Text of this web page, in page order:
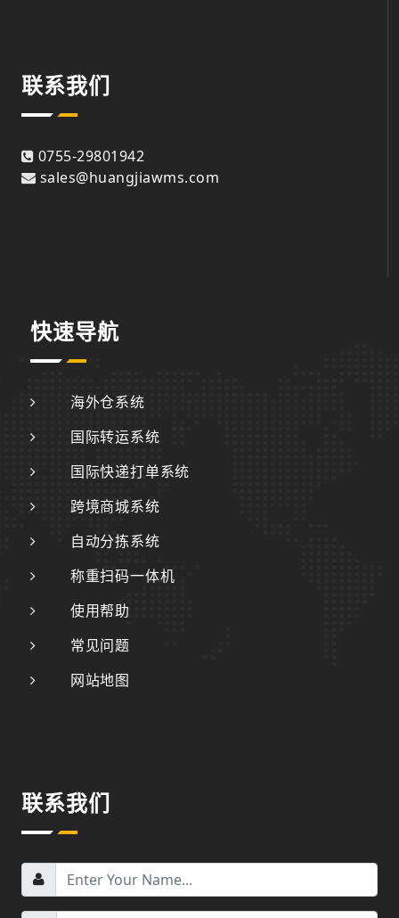
联系我们
0755-29801942
sales@huangjiawms.com
快速导航
海外仓系统
国际转运系统
国际快递打单系统
跨境商城系统
自动分拣系统
称重扫码一体机
使用帮助
常见问题
网站地图
联系我们